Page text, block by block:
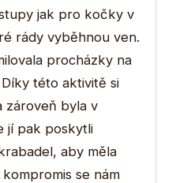
jak pro kočky v
rády vyběhnou ven.
procházky na
této aktivitě si
zároveň byla v
jí pak poskytli
aby měla
se nám